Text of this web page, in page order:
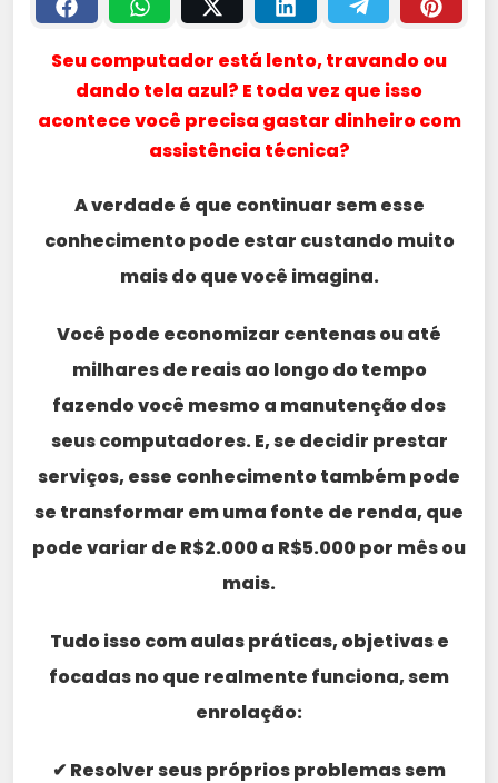
Seu computador está lento, travando ou
dando tela azul? E toda vez que isso
acontece você precisa gastar dinheiro com
assistência técnica?
A verdade é que continuar sem esse
conhecimento pode estar custando muito
mais do que você imagina.
Você pode economizar centenas ou até
milhares de reais ao longo do tempo
fazendo você mesmo a manutenção dos
seus computadores. E, se decidir prestar
serviços, esse conhecimento também pode
se transformar em uma fonte de renda, que
pode variar de R$2.000 a R$5.000 por mês ou
mais.
Tudo isso com aulas práticas, objetivas e
focadas no que realmente funciona, sem
enrolação:
✔ Resolver seus próprios problemas sem